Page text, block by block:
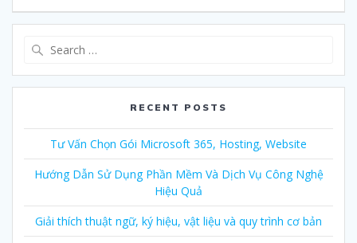
RECENT POSTS
Tư Vấn Chọn Gói Microsoft 365, Hosting, Website
Hướng Dẫn Sử Dụng Phần Mềm Và Dịch Vụ Công Nghệ
Hiệu Quả
Giải thích thuật ngữ, ký hiệu, vật liệu và quy trình cơ bản